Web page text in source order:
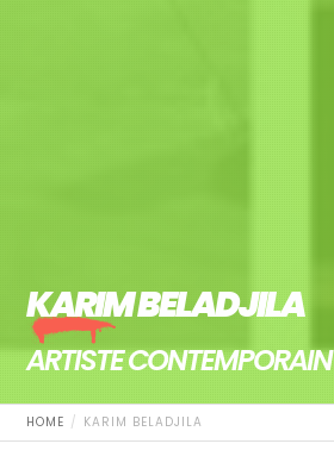
KARIM BELADJILA
ARTISTE CONTEMPORAIN
HOME KARIM BELADJILA